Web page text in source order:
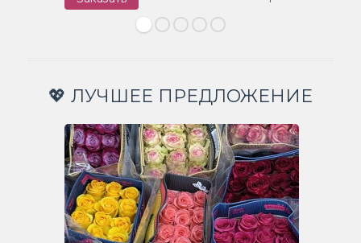
💖 ЛУЧШЕЕ ПРЕДЛОЖЕНИЕ